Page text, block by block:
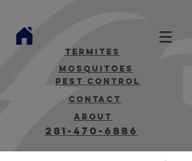
termites
mosquitoes
Pest Control
contact
about
281-470-6886